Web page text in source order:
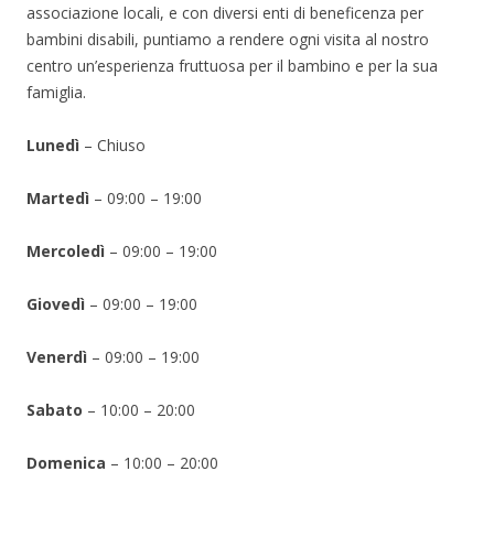
associazione locali, e con diversi enti di beneficenza per
bambini disabili, puntiamo a rendere ogni visita al nostro
centro un’esperienza fruttuosa per il bambino e per la sua
famiglia.
Lunedì – Chiuso
Martedì – 09:00 – 19:00
Mercoledì – 09:00 – 19:00
Giovedì – 09:00 – 19:00
Venerdì – 09:00 – 19:00
Sabato – 10:00 – 20:00
Domenica – 10:00 – 20:00